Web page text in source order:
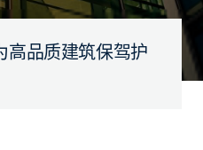
高品质建筑保驾护